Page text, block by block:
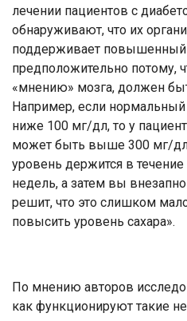
лечении пациентов с
обнаруживают, что их
поддерживает повышенный
предположительно потому,
«мнению» мозга, должен
Например, если
ниже 100 мг/дл, то у
может быть выше 300 мг/
уровень держится в
недель, а затем вы
решит, что это слишком
повысить уровень сахара».
По мнению авторов
как функционируют такие